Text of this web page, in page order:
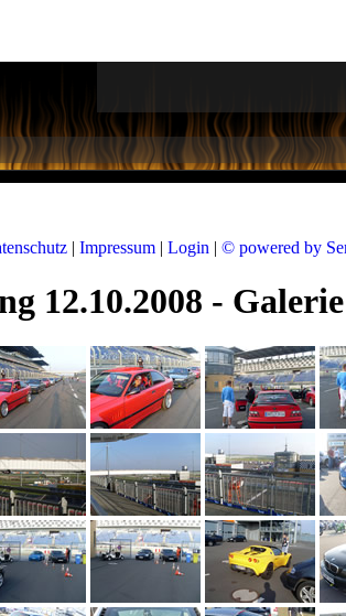
| Impressum | Login | © powered by
12.10.2008 - Galerie